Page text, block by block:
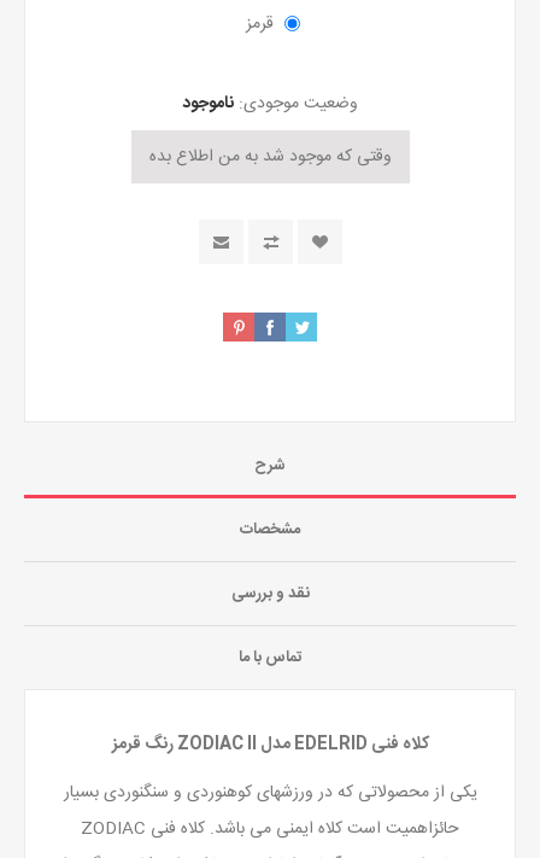
قرمز
وضعیت موجودی: ناموجود
شرح
مشخصات
نقد و بررسی
تماس با ما
کلاه فنی EDELRID مدل ZODIAC II رنگ قرمز
یکی از محصولاتی که در ورزشهای کوهنوردی و سنگنوردی بسیار
حائزاهمیت است کلاه ایمنی می باشد. کلاه فنی ZODIAC